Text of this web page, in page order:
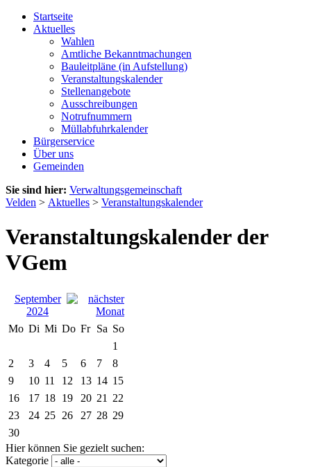
Startseite
Aktuelles
Wahlen
Amtliche Bekanntmachungen
Bauleitpläne (in Aufstellung)
Veranstaltungskalender
Stellenangebote
Ausschreibungen
Notrufnummern
Müllabfuhrkalender
Bürgerservice
Über uns
Gemeinden
Sie sind hier: Verwaltungsgemeinschaft
Velden > Aktuelles > Veranstaltungskalender
Veranstaltungskalender der
VGem
September
2024
Mo Di Mi Do Fr Sa So
1
2
3 4 5 6 7
8
9
10 11 12 13 14 15
16
17 18 19 20 21
22
23
24 25 26 27 28 29
30
Hier können Sie gezielt suchen:
Kategorie